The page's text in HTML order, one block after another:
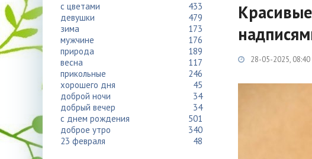
28-05-2025, 08:40
с цветами
433
девушки
479
зима
173
мужчине
176
природа
189
весна
117
прикольные
246
хорошего дня
45
доброй ночи
34
добрый вечер
34
с днем рождения
501
доброе утро
340
23 февраля
48